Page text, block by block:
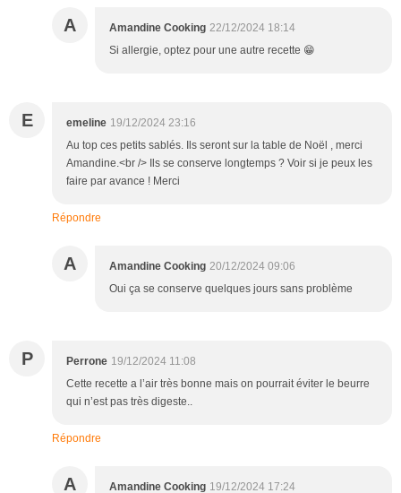
A Amandine Cooking 22/12/2024 18:14
Si allergie, optez pour une autre recette 😁
E emeline 19/12/2024 23:16
Au top ces petits sablés. Ils seront sur la table de Noël , merci
Amandine.<br /> Ils se conserve longtemps ? Voir si je peux les
faire par avance ! Merci
Répondre
A Amandine Cooking 20/12/2024 09:06
Oui ça se conserve quelques jours sans problème
P Perrone 19/12/2024 11:08
Cette recette a l’air très bonne mais on pourrait éviter le beurre
qui n’est pas très digeste..
Répondre
A Amandine Cooking 19/12/2024 17:24